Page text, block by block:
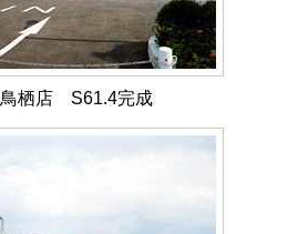
栖店 S61.4完成